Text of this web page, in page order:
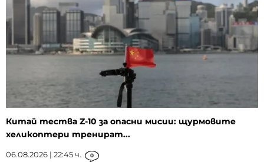
Китай тества Z-10 за опасни мисии: щурмовите
хеликоптери тренират...
06.08.2026 | 22:45 ч. 0